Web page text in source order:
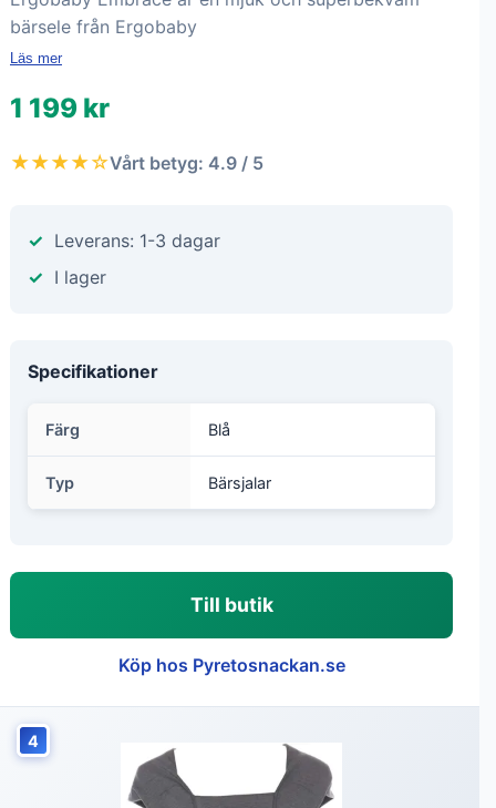
bärsele från Ergobaby
Läs mer
1 199 kr
★★★★☆Vårt betyg: 4.9 / 5
Leverans: 1-3 dagar
I lager
Specifikationer
Färg Blå
Typ Bärsjalar
Till butik
Köp hos Pyretosnackan.se
4